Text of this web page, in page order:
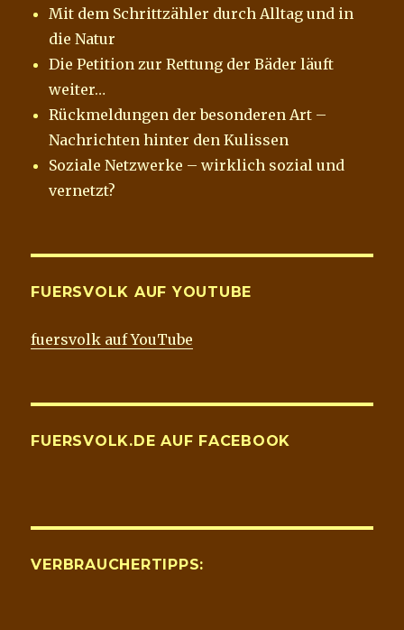
Mit dem Schrittzähler durch Alltag und in
die Natur
Die Petition zur Rettung der Bäder läuft
weiter…
Rückmeldungen der besonderen Art –
Nachrichten hinter den Kulissen
Soziale Netzwerke – wirklich sozial und
vernetzt?
FUERSVOLK AUF YOUTUBE
fuersvolk auf YouTube
FUERSVOLK.DE AUF FACEBOOK
VERBRAUCHERTIPPS: